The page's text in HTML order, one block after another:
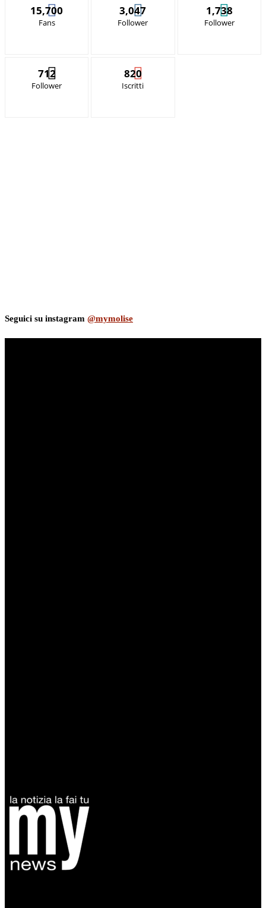
15,700
Fans
3,047
Follower
1,738
Follower
712
Follower
820
Iscritti
Seguici su instagram @mymolise